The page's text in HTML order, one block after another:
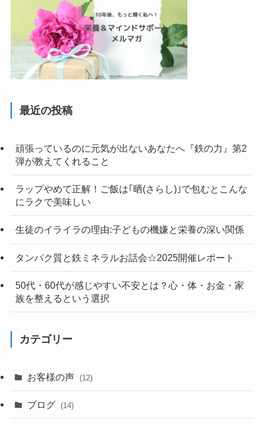
最近の投稿
頑張っているのに元気が出ないあなたへ『鉄の力』第2
弾が教えてくれること
ラップやめて正解！ご飯は｢晒(さらし)｣で包むとこんな
にラクで美味しい
生徒のイライラの理由:子どもの機嫌と栄養の深い関係
タンパク質と鉄ミネラルお話会☆2025開催レポート
50代・60代が感じやすい不安とは？心・体・お金・家
族を整えるという選択
カテゴリー
お客様の声 (12)
ブログ (14)